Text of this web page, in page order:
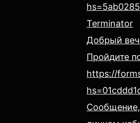
Terminator
Добрый
Пройдите
https://